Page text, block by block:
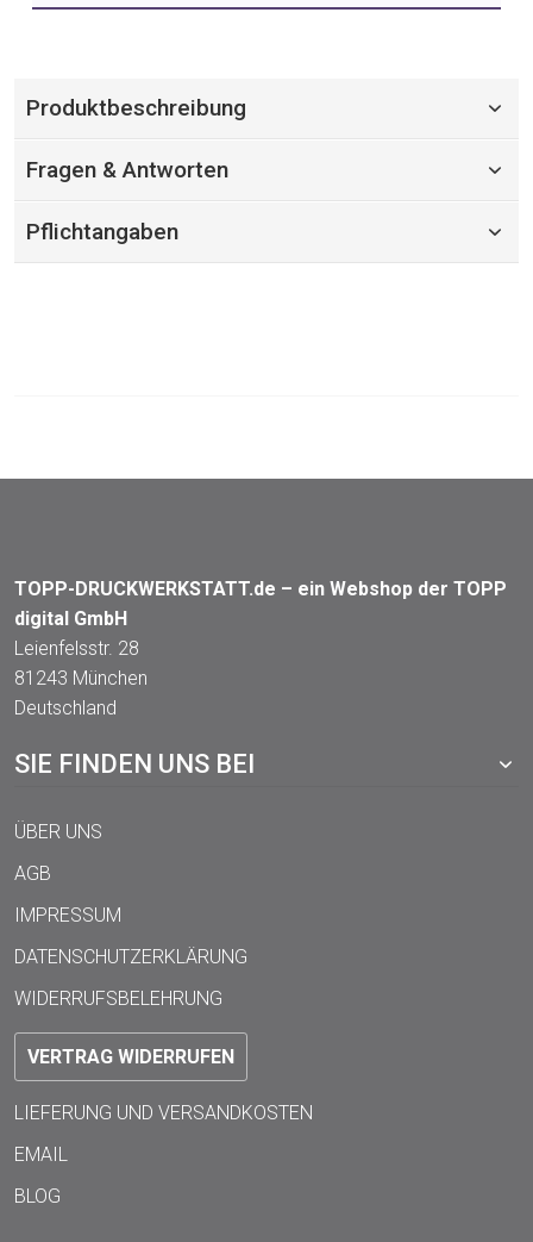
Produktbeschreibung
Fragen & Antworten
Pflichtangaben
TOPP-DRUCKWERKSTATT.de – ein Webshop der TOPP
digital GmbH
Leienfelsstr. 28
81243 München
Deutschland
SIE FINDEN UNS BEI
ÜBER UNS
AGB
IMPRESSUM
DATENSCHUTZERKLÄRUNG
WIDERRUFSBELEHRUNG
VERTRAG WIDERRUFEN
LIEFERUNG UND VERSANDKOSTEN
EMAIL
BLOG